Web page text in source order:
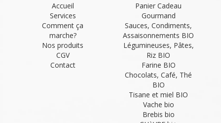
Accueil
Services
Comment ça
marche?
Nos produits
CGV
Contact
Panier Cadeau
Gourmand
Sauces, Condiments,
Assaisonnements BIO
Légumineuses, Pâtes,
Riz BIO
Farine BIO
Chocolats, Café, Thé
BIO
Tisane et miel BIO
Vache bio
Brebis bio